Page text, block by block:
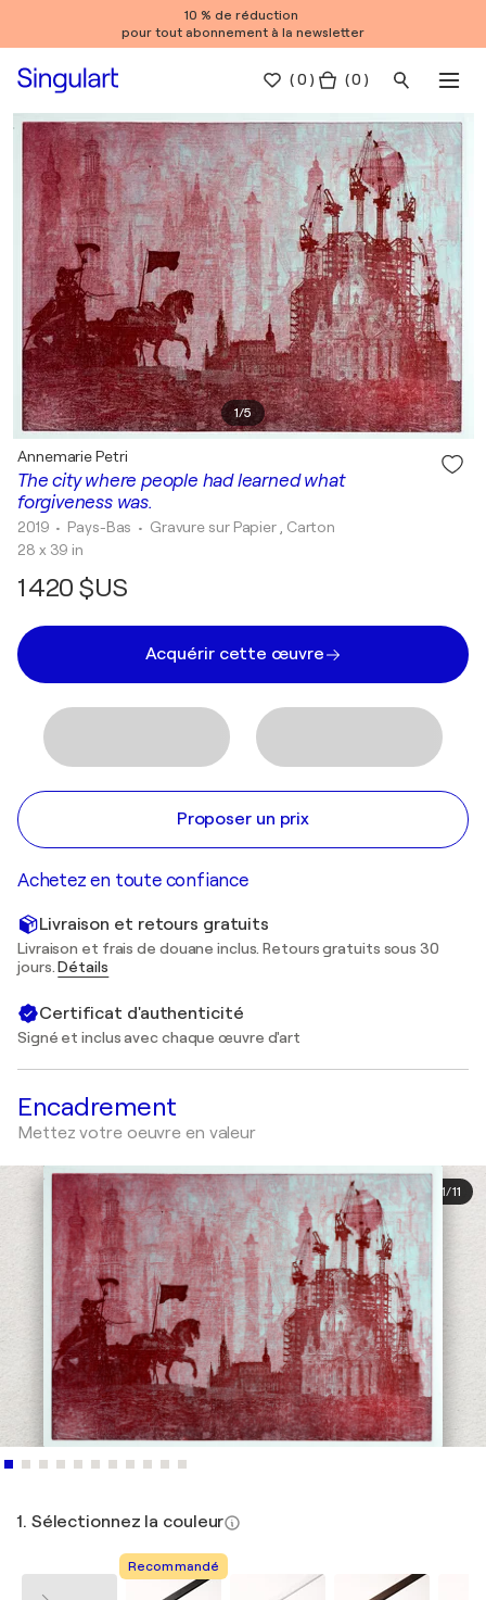
10 % de réduction
pour tout abonnement à la newsletter
(0 ) ( 0 )
1/5
The city where people had learned what
forgiveness was.
Annemarie Petri
2019 • Pays-Bas • Gravure sur Papier , Carton
28 x 39 in
1 420 $US
Acquérir cette œuvre
Proposer un prix
Achetez en toute confiance
Livraison et retours gratuits
Livraison et frais de douane inclus. Retours gratuits sous 30
jours.Détails
Certificat d'authenticité
Signé et inclus avec chaque œuvre d'art
Encadrement
Mettez votre oeuvre en valeur
1/11
1. Sélectionnez la couleur
Recommandé